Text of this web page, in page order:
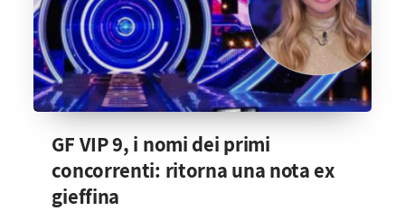
GF VIP 9, i nomi dei primi
concorrenti: ritorna una nota ex
gieffina